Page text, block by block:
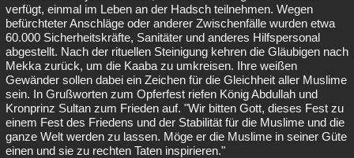
verfügt, einmal im Leben an der Hadsch teilnehmen. Wegen
befürchteter Anschläge oder anderer Zwischenfälle wurden etwa
60.000 Sicherheitskräfte, Sanitäter und anderes Hilfspersonal
abgestellt. Nach der rituellen Steinigung kehren die Gläubigen nach
Mekka zurück, um die Kaaba zu umkreisen. Ihre weißen
Gewänder sollen dabei ein Zeichen für die Gleichheit aller Muslime
sein. In Grußworten zum Opferfest riefen König Abdullah und
Kronprinz Sultan zum Frieden auf. "Wir bitten Gott, dieses Fest zu
einem Fest des Friedens und der Stabilität für die Muslime und die
ganze Welt werden zu lassen. Möge er die Muslime in seiner Güte
einen und sie zu rechten Taten inspirieren."